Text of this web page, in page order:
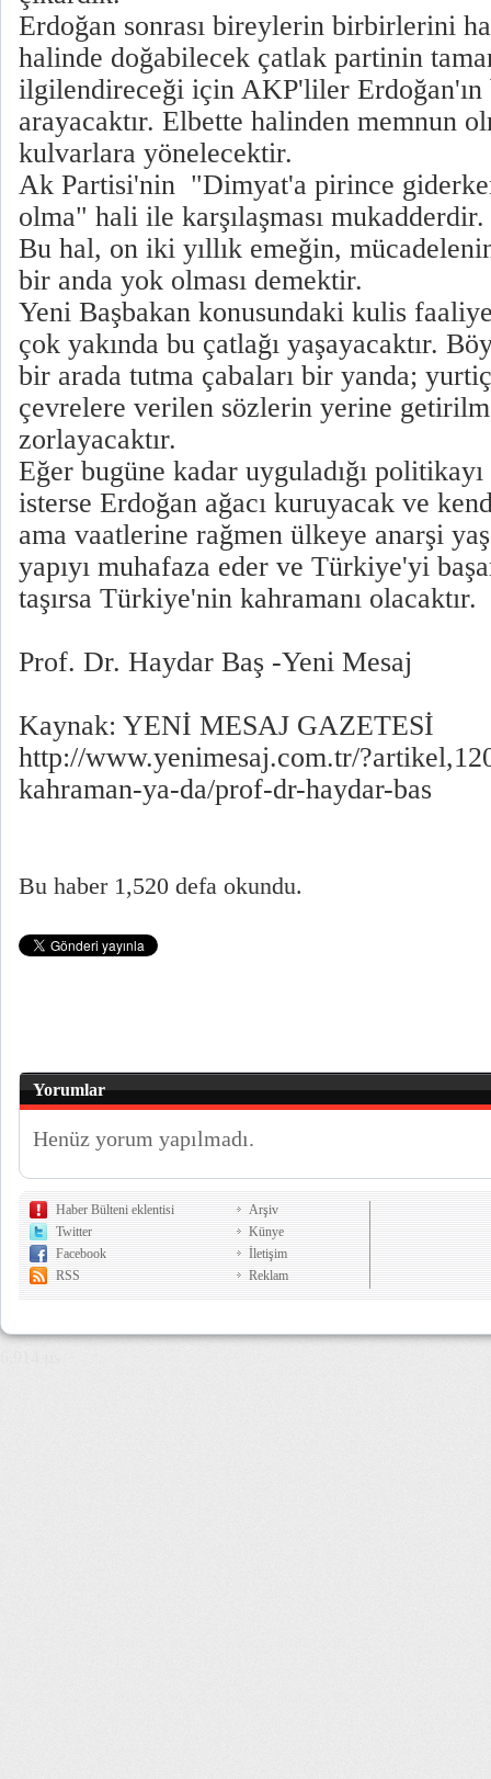
Erdoğan sonrası bireylerin birbirlerini
halinde doğabilecek çatlak partinin
ilgilendireceği için AKP'liler Erdoğan'ın
arayacaktır. Elbette halinden memnun
kulvarlara yönelecektir.
Ak Partisi'nin "Dimyat'a pirince
olma" hali ile karşılaşması mukadderdir.
Bu hal, on iki yıllık emeğin,
bir anda yok olması demektir.
Yeni Başbakan konusundaki kulis
çok yakında bu çatlağı yaşayacaktır.
bir arada tutma çabaları bir yanda;
çevrelere verilen sözlerin yerine
zorlayacaktır.
Eğer bugüne kadar uyguladığı
isterse Erdoğan ağacı kuruyacak ve
ama vaatlerine rağmen ülkeye anarşi
yapıyı muhafaza eder ve Türkiye'yi
taşırsa Türkiye'nin kahramanı olacaktır.
Prof. Dr. Haydar Baş -Yeni Mesaj
Kaynak: YENİ MESAJ GAZETESİ
http://www.yenimesaj.com.tr/
kahraman-ya-da/prof-dr-haydar-bas
Bu haber 1,520 defa okundu.
Yorumlar
Henüz yorum yapılmadı.
Haber Bülteni eklentisi
Twitter
Facebook
RSS
Arşiv
Künye
İletişim
Reklam